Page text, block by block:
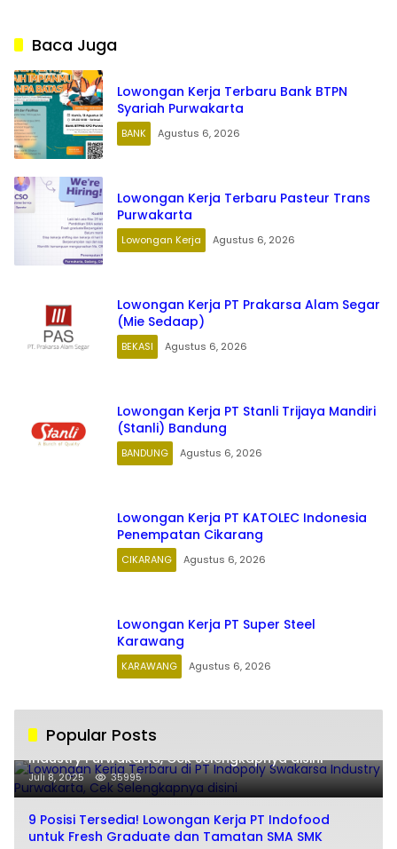
Baca Juga
Lowongan Kerja Terbaru Bank BTPN
Syariah Purwakarta
BANK Agustus 6, 2026
Lowongan Kerja Terbaru Pasteur Trans
Purwakarta
Lowongan Kerja Agustus 6, 2026
Lowongan Kerja PT Prakarsa Alam Segar
(Mie Sedaap)
BEKASI Agustus 6, 2026
Lowongan Kerja PT Stanli Trijaya Mandiri
(Stanli) Bandung
BANDUNG Agustus 6, 2026
Lowongan Kerja PT KATOLEC Indonesia
Penempatan Cikarang
CIKARANG Agustus 6, 2026
Lowongan Kerja PT Super Steel
Karawang
KARAWANG Agustus 6, 2026
Popular Posts
Lowongan Kerja Terbaru di PT Indopoly Swakarsa
Industry Purwakarta, Cek Selengkapnya disini
Juli 8, 2025 35995
9 Posisi Tersedia! Lowongan Kerja PT Indofood
untuk Fresh Graduate dan Tamatan SMA SMK